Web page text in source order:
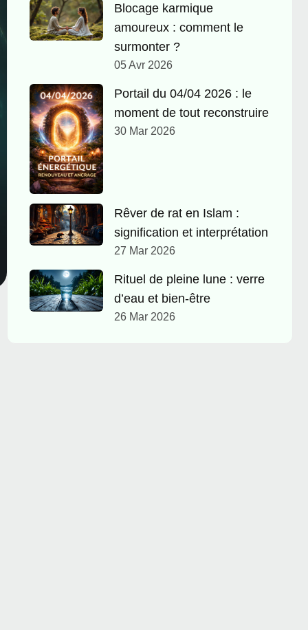
Blocage karmique
amoureux : comment le
surmonter ?
05 Avr 2026
Portail du 04/04 2026 : le
moment de tout reconstruire
30 Mar 2026
Rêver de rat en Islam :
signification et interprétation
27 Mar 2026
Rituel de pleine lune : verre
d’eau et bien-être
26 Mar 2026